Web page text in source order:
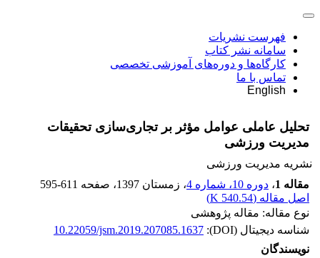
فهرست نشریات
سامانه نشر کتاب
کارگاه‌ها و دوره‌های آموزشی تخصصی
تماس با ما
English
تحلیل عاملی عوامل مؤثر بر تجاری‌سازی تحقیقات
مدیریت ورزشی
نشریه مدیریت ورزشی
مقاله 1
، دوره 10، شماره 4 ، زمستان 1397 ، صفحه 595-611
اصل مقاله (540.54 K
)
نوع مقاله: مقاله پژوهشی
شناسه دیجیتال (DOI):
10.22059/jsm.2019.207085.1637
نویسندگان